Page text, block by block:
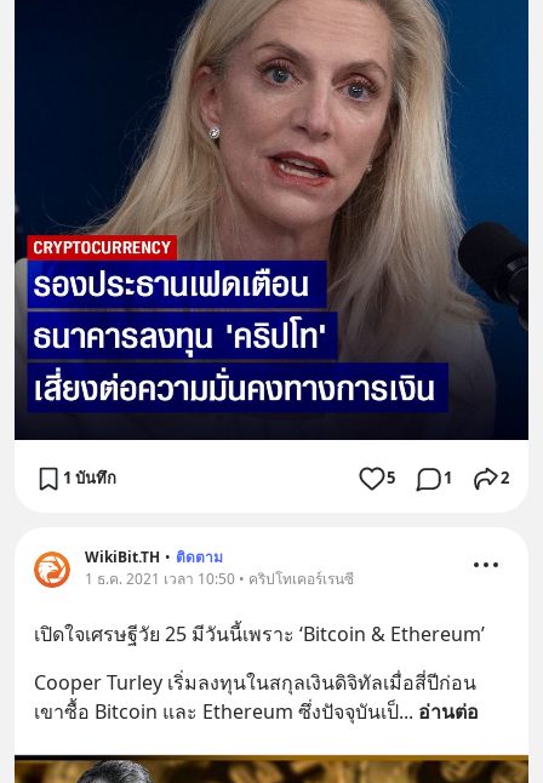
1 บันทึก 5 1 2
WikiBit.TH • ติดตาม
1 ธ.ค. 2021 เวลา 10:50 • คริปโทเคอร์เรนซี
เปิดใจเศรษฐีวัย 25 มีวันนี้เพราะ ‘Bitcoin & Ethereum’
Cooper Turley เริ่มลงทุนในสกุลเงินดิจิทัลเมื่อสี่ปีก่อน
เขาซื้อ Bitcoin และ Ethereum ซึ่งปัจจุบันเป็... อ่านต่อ